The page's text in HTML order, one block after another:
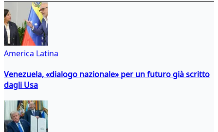
America Latina
Venezuela, «dialogo nazionale» per un futuro già scritto
dagli Usa